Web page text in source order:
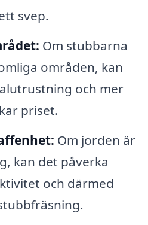
svep.
Om stubbarna
områden, kan
och mer
priset.
Om jorden är
kan det påverka
och därmed